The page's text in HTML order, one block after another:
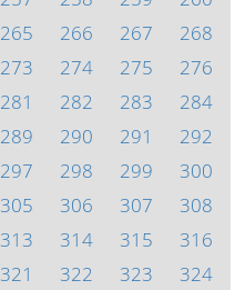
265 266 267
268
273 274 275
276
281 282 283
284
289 290 291
292
297 298 299
300
305 306 307
308
313 314 315
316
321 322 323
324